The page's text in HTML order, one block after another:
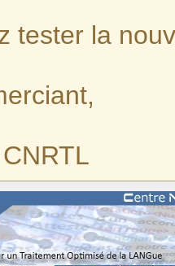
tester la